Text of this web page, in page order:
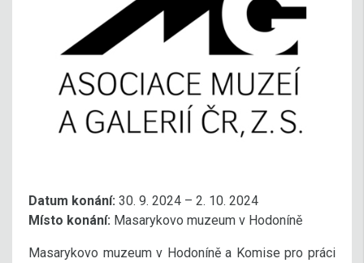
Datum konání: 30. 9. 2024 – 2. 10. 2024
Místo konání: Masarykovo muzeum v Hodoníně
Masarykovo muzeum v Hodoníně a Komise pro práci